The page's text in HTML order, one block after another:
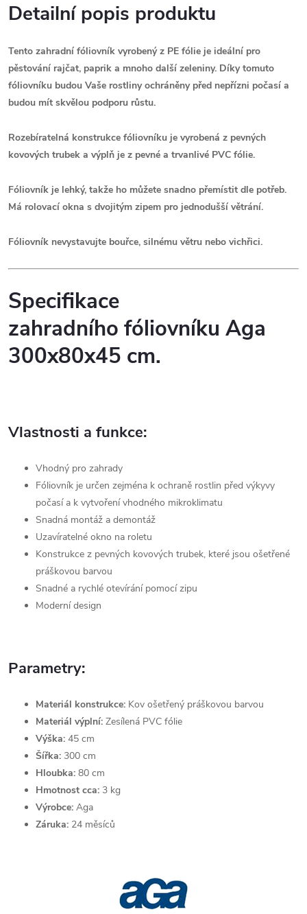
Detailní popis produktu
Tento zahradní fóliovník vyrobený z PE fólie je ideální pro
pěstování rajčat, paprik a mnoho další zeleniny. Díky tomuto
fóliovníku budou Vaše rostliny ochráněny před nepřízni počasí a
budou mít skvělou podporu růstu.
Rozebíratelná konstrukce fóliovníku je vyrobená z pevných
kovových trubek a výplň je z pevné a trvanlivé PVC fólie.
Fóliovník je lehký, takže ho můžete snadno přemístit dle potřeb.
Má rolovací okna s dvojitým zipem pro jednodušší větrání.
Fóliovník nevystavujte bouřce, silnému větru nebo vichřici.
Specifikace
zahradního fóliovníku Aga
300x80x45 cm.
Vlastnosti a funkce:
Vhodný pro zahrady
Fóliovník je určen zejména k ochraně rostlin před výkyvy
počasí a k vytvoření vhodného mikroklimatu
Snadná montáž a demontáž
Uzavíratelné okno na roletu
Konstrukce z pevných kovových trubek, které jsou ošetřené
práškovou barvou
Snadné a rychlé otevírání pomocí zipu
Moderní design
Parametry:
Materiál konstrukce: Kov ošetřený práškovou barvou
Materiál výplní: Zesílená PVC fólie
Výška: 45 cm
Šířka: 300 cm
Hloubka: 80 cm
Hmotnost cca: 3 kg
Výrobce: Aga
Záruka: 24 měsíců